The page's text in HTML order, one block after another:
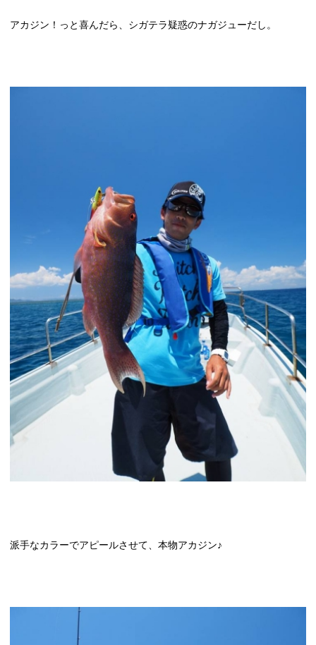
アカジン！っと喜んだら、シガテラ疑惑のナガジューだし。
派手なカラーでアピールさせて、本物アカジン♪